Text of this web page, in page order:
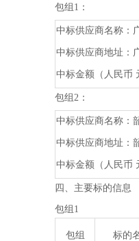
包组 1：
中标供应商名称：
中标供应商地址：
中标金额（人民币
包组 2：
中标供应商名称：
中标供应商地址：
中标金额（人民币
四、主要标的信息
包组 1
包组 标的